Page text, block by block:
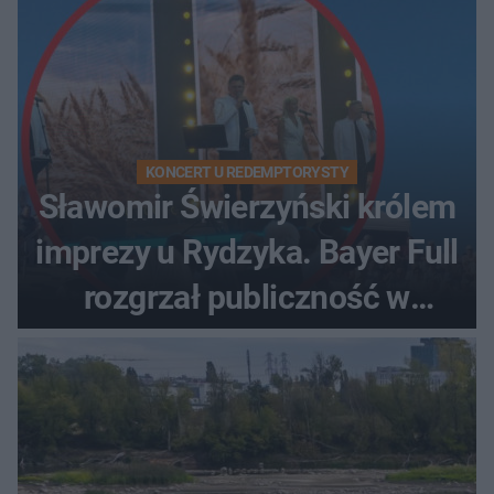
KONCERT U REDEMPTORYSTY
Sławomir Świerzyński królem
imprezy u Rydzyka. Bayer Full
rozgrzał publiczność w
Toruniu